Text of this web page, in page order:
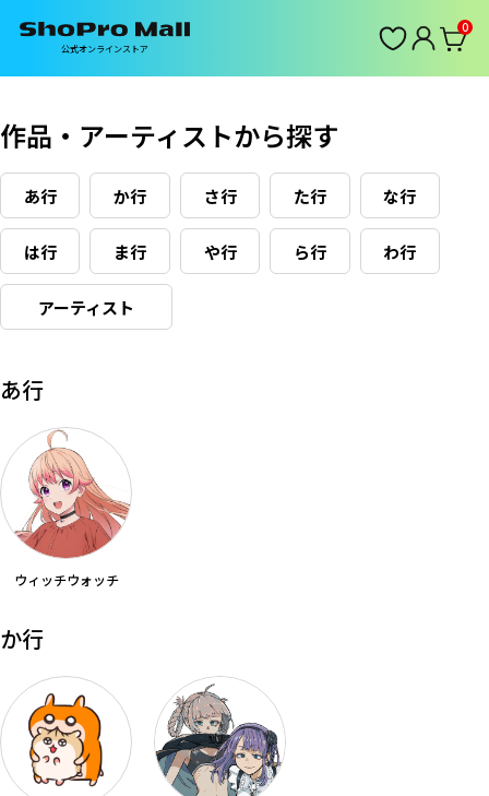
公式オンラインストア
0
作品・アーティストから探す
あ行 か行 さ行 た行 な行
は行 ま行 や行 ら行 わ行
アーティスト
あ行
ウィッチウォッチ
か行